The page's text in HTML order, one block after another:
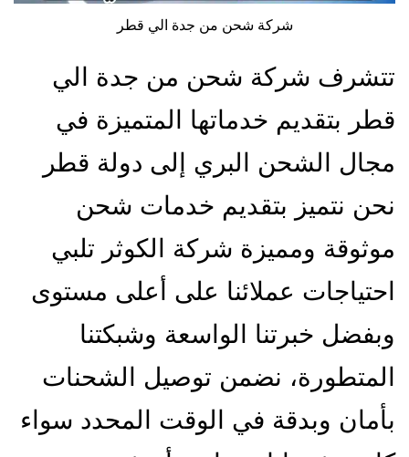
شركة شحن من جدة الي قطر
تتشرف شركة شحن من جدة الي
قطر بتقديم خدماتها المتميزة في
مجال الشحن البري إلى دولة قطر
نحن نتميز بتقديم خدمات شحن
موثوقة ومميزة شركة الكوثر تلبي
احتياجات عملائنا على أعلى مستوى
وبفضل خبرتنا الواسعة وشبكتنا
المتطورة، نضمن توصيل الشحنات
بأمان وبدقة في الوقت المحدد سواء